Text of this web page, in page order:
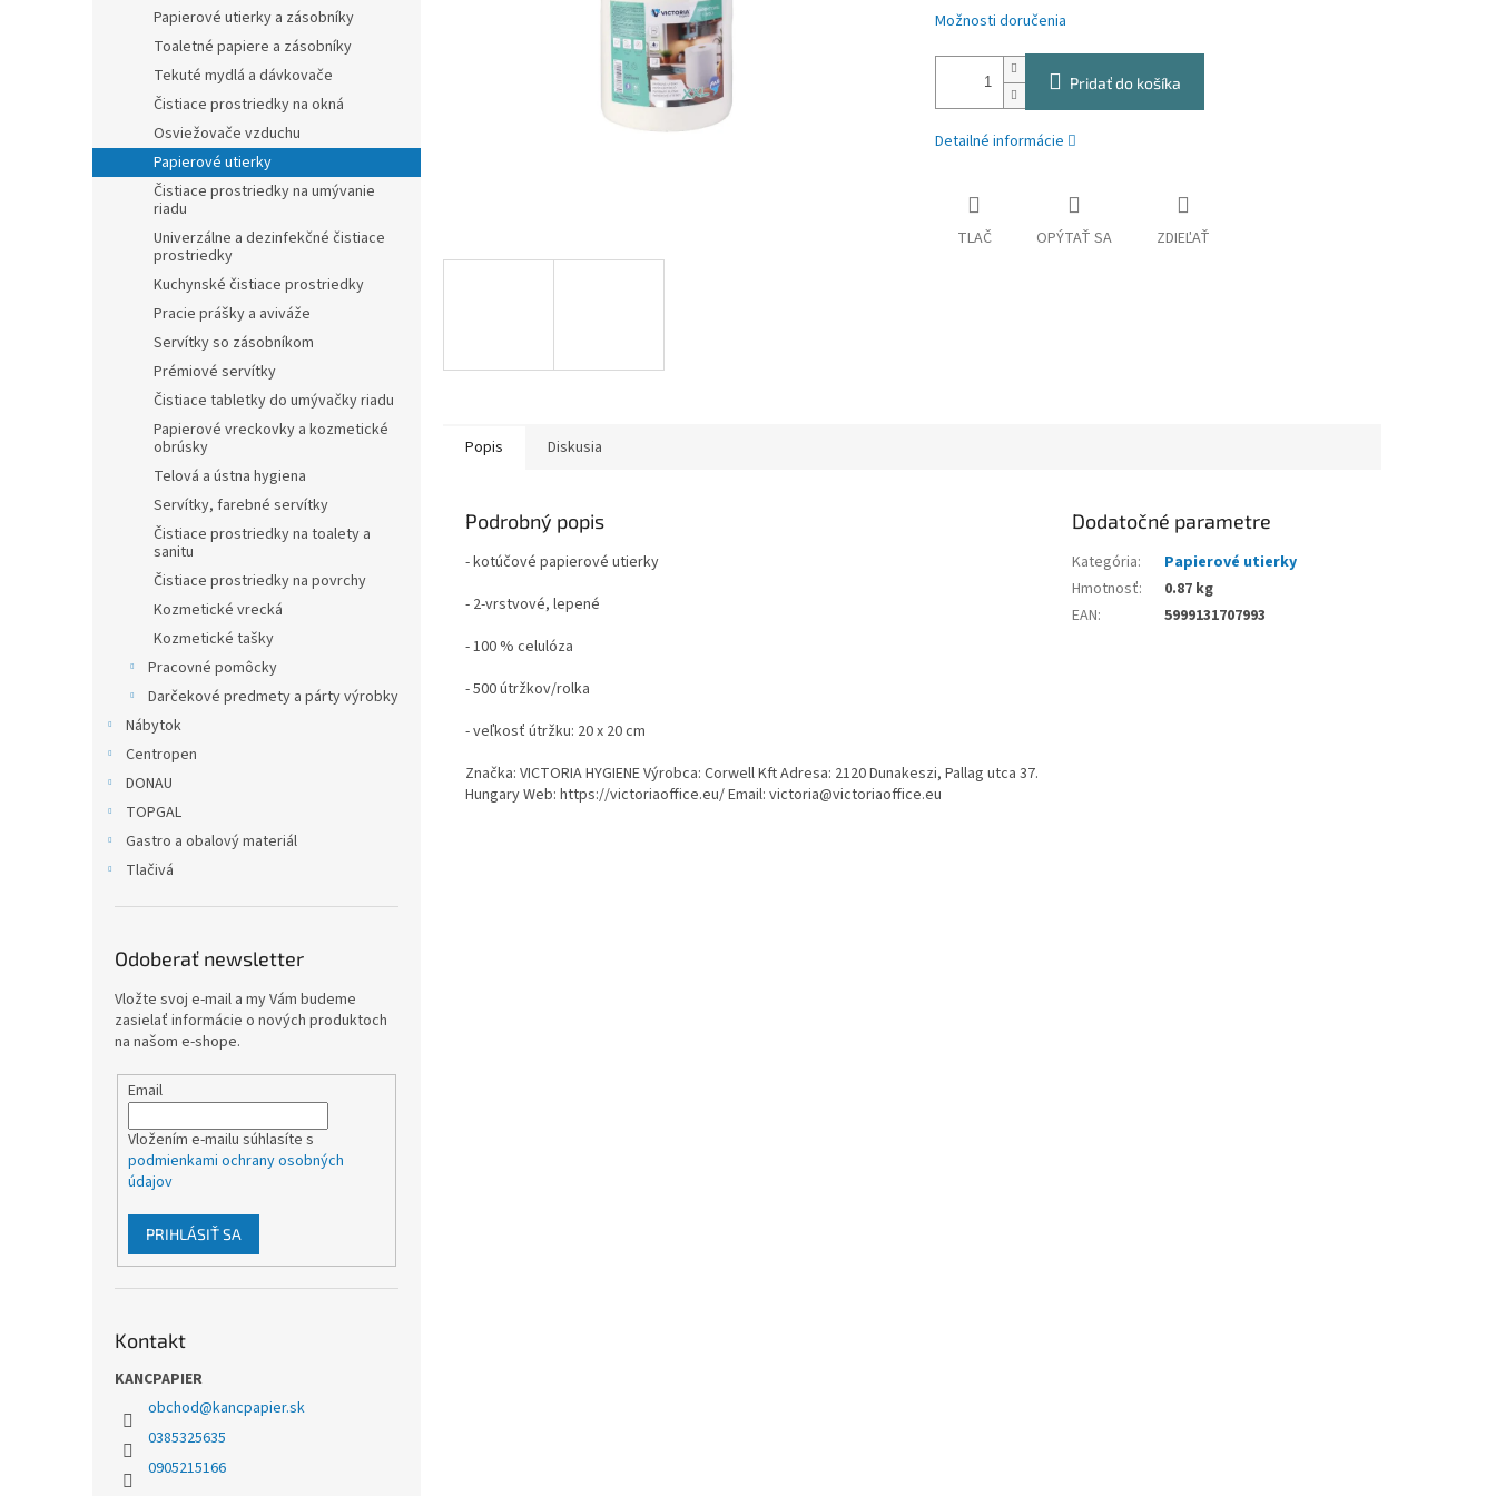
Papierové utierky a zásobníky
Toaletné papiere a zásobníky
Tekuté mydlá a dávkovače
Čistiace prostriedky na okná
Osviežovače vzduchu
Papierové utierky
Čistiace prostriedky na umývanie
riadu
Univerzálne a dezinfekčné čistiace
prostriedky
Kuchynské čistiace prostriedky
Pracie prášky a aviváže
Servítky so zásobníkom
Prémiové servítky
Čistiace tabletky do umývačky riadu
Papierové vreckovky a kozmetické
obrúsky
Telová a ústna hygiena
Servítky, farebné servítky
Čistiace prostriedky na toalety a
sanitu
Čistiace prostriedky na povrchy
Kozmetické vrecká
Kozmetické tašky
Pracovné pomôcky
Darčekové predmety a párty výrobky
Nábytok
Centropen
DONAU
TOPGAL
Gastro a obalový materiál
Tlačivá
Odoberať newsletter
Vložte svoj e-mail a my Vám budeme
zasielať informácie o nových produktoch
na našom e-shope.
Email
Vložením e-mailu súhlasíte s
podmienkami ochrany osobných
údajov
PRIHLÁSIŤ SA
Kontakt
KANCPAPIER
obchod@kancpapier.sk
0385325635
0905215166
Možnosti doručenia
Pridať do košíka
Detailné informácie
TLAČ OPÝTAŤ SA ZDIEĽAŤ
Popis Diskusia
Podrobný popis
- kotúčové papierové utierky
- 2-vrstvové, lepené
- 100 % celulóza
- 500 útržkov/rolka
- veľkosť útržku: 20 x 20 cm
Značka: VICTORIA HYGIENE Výrobca: Corwell Kft Adresa: 2120 Dunakeszi, Pallag utca 37.
Hungary Web: https://victoriaoffice.eu/ Email: victoria@victoriaoffice.eu
Dodatočné parametre
Kategória:
Papierové utierky
Hmotnosť:
0.87 kg
EAN: 5999131707993